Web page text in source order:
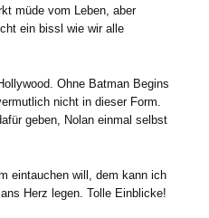
müde vom Leben, aber
ein bissl wie wir alle
Ohne Batman Begins
nicht in dieser Form.
geben, Nolan einmal selbst
eintauchen will, dem kann ich
Herz legen. Tolle Einblicke!